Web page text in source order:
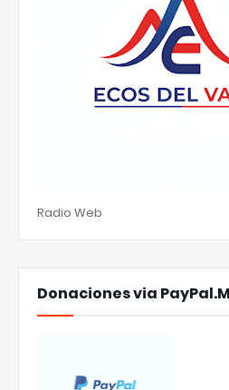
Radio Web
Donaciones via